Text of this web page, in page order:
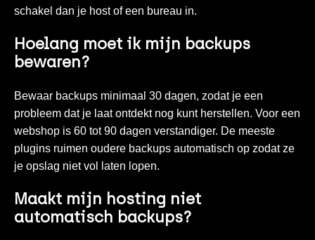
schakel dan je host of een bureau in.
Hoelang moet ik mijn backups
bewaren?
Bewaar backups minimaal 30 dagen, zodat je een
probleem dat je laat ontdekt nog kunt herstellen. Voor een
webshop is 60 tot 90 dagen verstandiger. De meeste
plugins ruimen oudere backups automatisch op zodat ze
je opslag niet vol laten lopen.
Maakt mijn hosting niet
automatisch backups?